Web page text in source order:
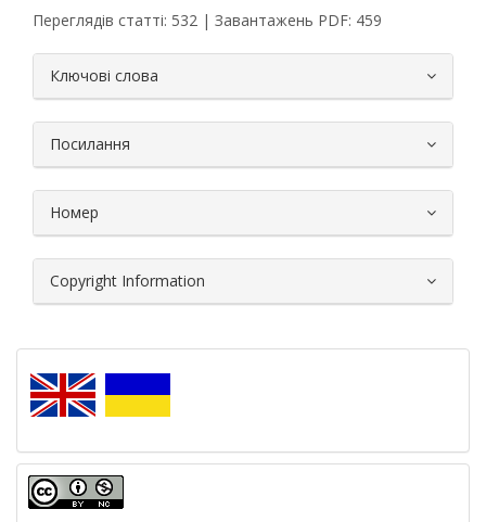
Переглядів статті: 532 | Завантажень PDF: 459
Ключові слова
Посилання
Номер
Copyright Information